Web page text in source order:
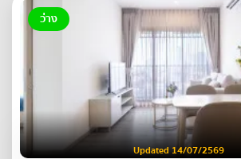
ว่าง
Updated 14/07/2569